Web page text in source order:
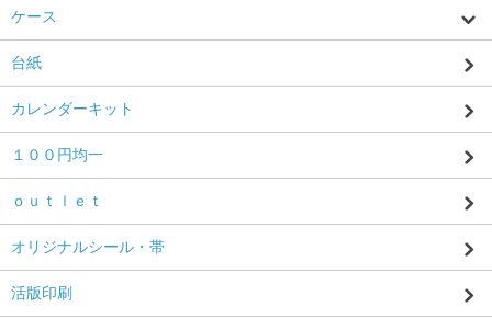
ケース
台紙
カレンダーキット
１００円均一
ｏｕｔｌｅｔ
オリジナルシール・帯
活版印刷